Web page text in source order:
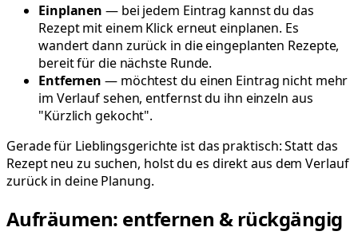
Einplanen — bei jedem Eintrag kannst du das
Rezept mit einem Klick erneut einplanen. Es
wandert dann zurück in die eingeplanten Rezepte,
bereit für die nächste Runde.
Entfernen — möchtest du einen Eintrag nicht mehr
im Verlauf sehen, entfernst du ihn einzeln aus
"Kürzlich gekocht".
Gerade für Lieblingsgerichte ist das praktisch: Statt das
Rezept neu zu suchen, holst du es direkt aus dem Verlauf
zurück in deine Planung.
Aufräumen: entfernen & rückgängig